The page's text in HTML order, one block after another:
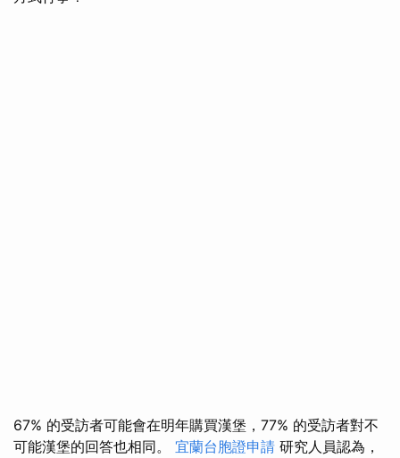
67% 的受訪者可能會在明年購買漢堡，77% 的受訪者對不
可能漢堡的回答也相同。 宜蘭台胞證申請 研究人員認為，